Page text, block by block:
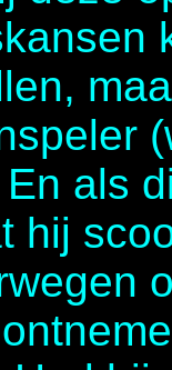
als
hij